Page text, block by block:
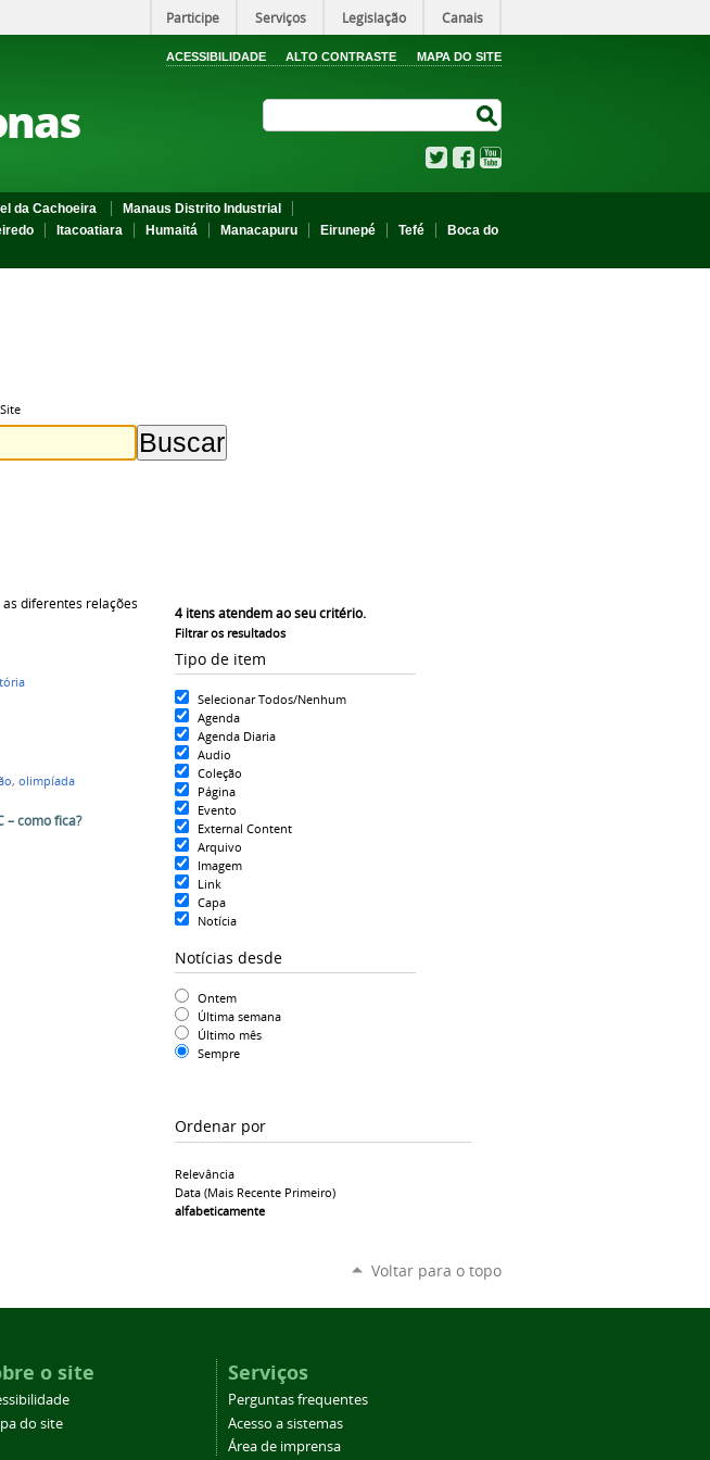
Participe Serviços Legislação Canais
ACESSIBILIDADE ALTO CONTRASTE MAPA DO SITE
TwitterFacebook
da Cachoeira
Manaus Distrito Industrial
Itacoatiara Humaitá Manacapuru Eirunepé Tefé
Boca do
4itens atendem ao seu critério.
Filtrar os resultados
Tipo de item
Selecionar Todos/Nenhum
Agenda
Agenda Diaria
Audio
Coleção
Página
Evento
External Content
Arquivo
Imagem
Link
Capa
Notícia
Notícias desde
Ontem
Última semana
Último mês
Sempre
Ordenar por
Relevância
Data (mais Recente Primeiro)
alfabeticamente
diferentes relações
, olimpíada
– como fica?
Voltar para o topo
o site
do site
Serviços
Perguntas frequentes
Acesso a sistemas
Área de imprensa